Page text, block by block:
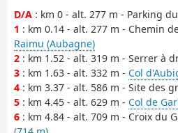
D/A : km 0 - alt. 277 m - Parking
1 : km 0.14 - alt. 277 m - Chemin
Raimu (Aubagne)
2 : km 1.52 - alt. 319 m - Serrer à
3 : km 1.63 - alt. 332 m - Col
4 : km 3.37 - alt. 586 m - Site des
5 : km 4.45 - alt. 629 m - Col de
6 : km 4.84 - alt. 709 m - Croix du